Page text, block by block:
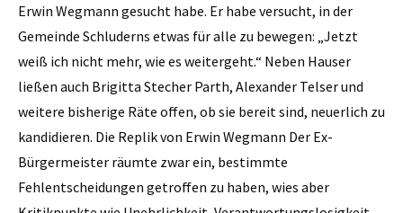
Erwin Wegmann gesucht habe. Er habe versucht, in der
Gemeinde Schluderns etwas für alle zu bewegen: „Jetzt
weiß ich nicht mehr, wie es weitergeht.“ Neben Hauser
ließen auch ­Brigitta Stecher Parth, Alexander Telser und
weitere bisherige Räte offen, ob sie bereit sind, neuerlich zu
kandidieren. Die Replik von Erwin Wegmann Der Ex-
Bürgermeister räumte zwar ein, bestimmte
Fehlentscheidungen getroffen zu haben, wies aber